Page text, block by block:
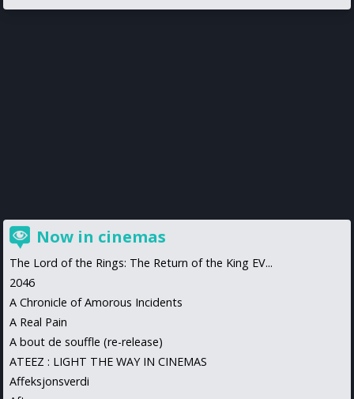
Now in cinemas
The Lord of the Rings: The Return of the King EV...
2046
A Chronicle of Amorous Incidents
A Real Pain
A bout de souffle (re-release)
ATEEZ : LIGHT THE WAY IN CINEMAS
Affeksjonsverdi